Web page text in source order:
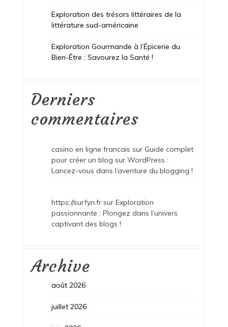
Exploration des trésors littéraires de la
littérature sud-américaine
Exploration Gourmande à l’Épicerie du
Bien-Être : Savourez la Santé !
Derniers
commentaires
casino en ligne francais sur Guide complet
pour créer un blog sur WordPress :
Lancez-vous dans l’aventure du blogging !
https://surfyn.frsur Exploration
passionnante : Plongez dans l’univers
captivant des blogs !
Archive
août 2026
juillet 2026